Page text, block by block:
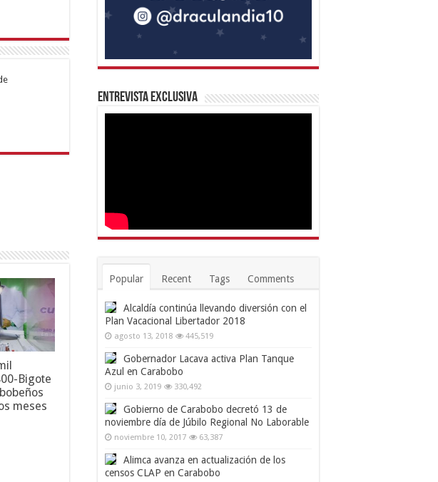
Bigote
meses
Entrevista Exclusiva
Popular Recent Tags Comments
Alcaldía continúa llevando diversión con el
Plan Vacacional Libertador 2018
agosto 13, 2018 445,519
Gobernador Lacava activa Plan Tanque
Azul en Carabobo
junio 3, 2019 330,492
Gobierno de Carabobo decretó 13 de
noviembre día de Júbilo Regional No Laborable
noviembre 10, 2017 63,387
Alimca avanza en actualización de los
censos CLAP en Carabobo